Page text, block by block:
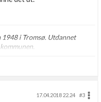
i Tromsø. Utdannet
17.04.2018 22.24
#3